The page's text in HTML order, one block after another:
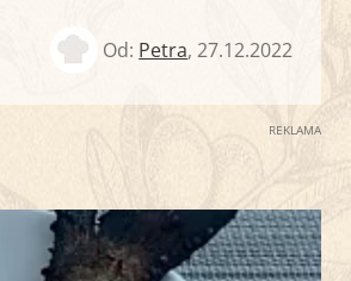
Od: Petra,27.12.2022
REKLAMA